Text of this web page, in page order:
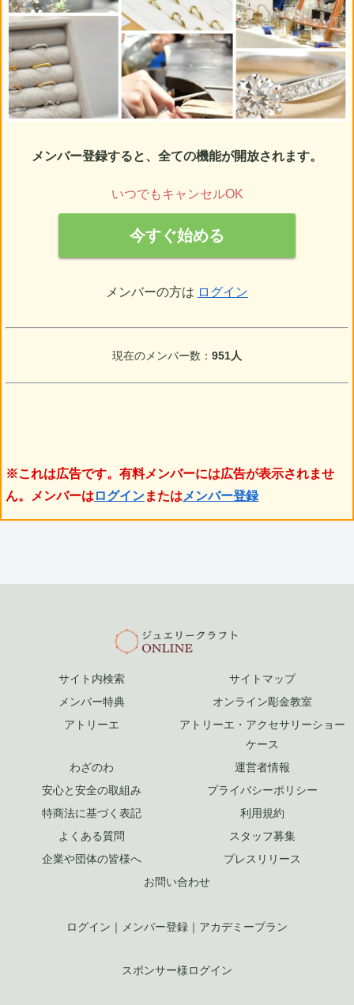
メンバー登録すると、全ての機能が開放されます。
いつでもキャンセルOK
今すぐ始める
メンバーの方は ログイン
現在のメンバー数： 951人
※これは広告です。有料メンバーには広告が表示されませ
ん。メンバーは ログインまたは メンバー登録
サイト内検索
サイトマップ
メンバー特典
オンライン彫金教室
アトリーエ
アトリーエ・アクセサリーショー
ケース
わざのわ
運営者情報
安心と安全の取組み
プライバシーポリシー
特商法に基づく表記
利用規約
よくある質問
スタッフ募集
企業や団体の皆様へ
プレスリリース
お問い合わせ
ログイン ｜ メンバー登録 ｜ アカデミープラン
スポンサー様ログイン